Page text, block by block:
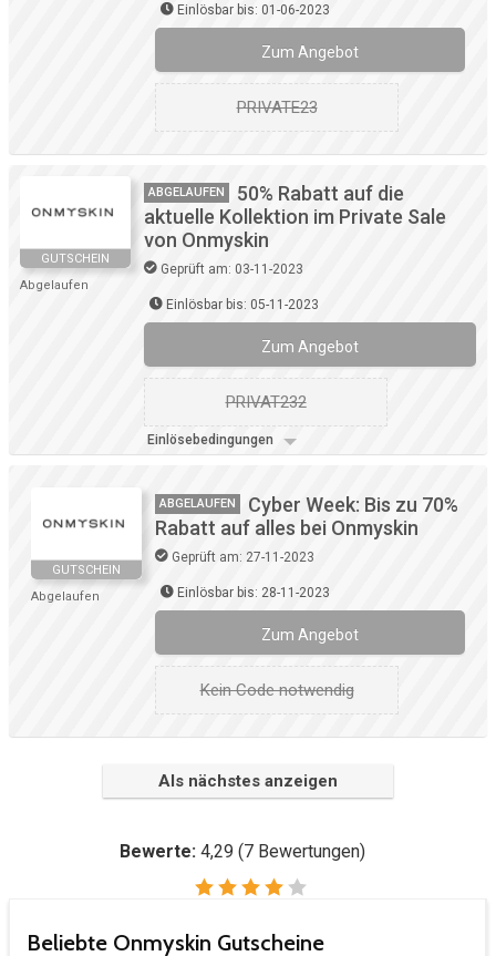
Einlösbar bis: 01-06-2023
Zum Angebot
PRIVATE23
GUTSCHEIN
Abgelaufen
ABGELAUFEN
50% Rabatt auf die
aktuelle Kollektion im Private Sale
von Onmyskin
Geprüft am: 03-11-2023
Einlösbar bis: 05-11-2023
Zum Angebot
PRIVAT232
Einlösebedingungen
GUTSCHEIN
Abgelaufen
ABGELAUFEN
Cyber Week: Bis zu 70%
Rabatt auf alles bei Onmyskin
Geprüft am: 27-11-2023
Einlösbar bis: 28-11-2023
Zum Angebot
Kein Code notwendig
Als nächstes anzeigen
Bewerte: 4,29 (7 Bewertungen)
Beliebte Onmyskin Gutscheine